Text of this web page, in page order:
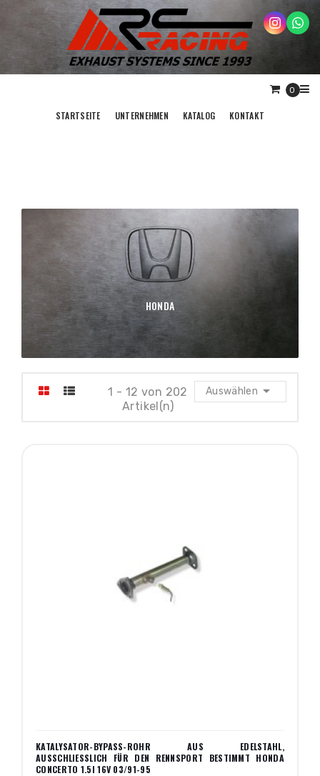
0
STARTSEITE UNTERNEHMEN KATALOG KONTAKT
HONDA
Auswählen 
1 - 12 von 202
Artikel(n)
KATALYSATOR-BYPASS-ROHR AUS EDELSTAHL,
AUSSCHLIESSLICH FÜR DEN RENNSPORT BESTIMMT HONDA C
ONCERTO 1.5I 16V 03/91-95